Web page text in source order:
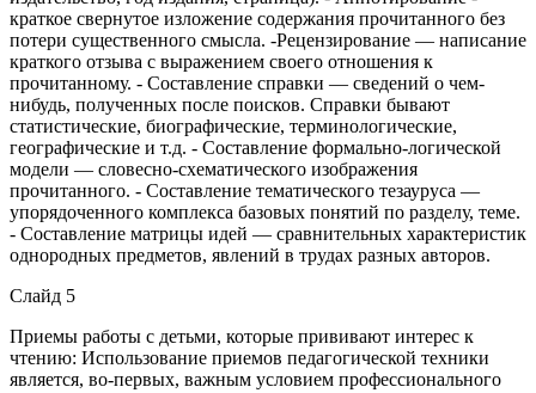
краткое свернутое изложение содержания прочитанного без
потери существенного смысла. -Рецензирование — написание
краткого отзыва с выражением своего отношения к
прочитанному. - Составление справки — сведений о чем-
нибудь, полученных после поисков. Справки бывают
статистические, биографические, терминологические,
географические и т.д. - Составление формально-логической
модели — словесно-схематического изображения
прочитанного. - Составление тематического тезауруса —
упорядоченного комплекса базовых понятий по разделу, теме.
- Составление матрицы идей — сравнительных характеристик
однородных предметов, явлений в трудах разных авторов.
Слайд 5
Приемы работы с детьми, которые прививают интерес к
чтению: Использование приемов педагогической техники
является, во-первых, важным условием профессионального